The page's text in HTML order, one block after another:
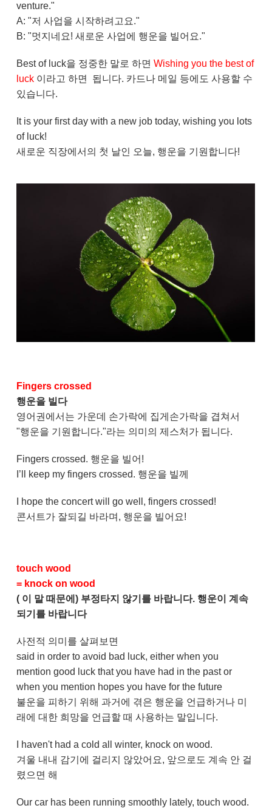
venture."
A: "저 사업을 시작하려고요."
B: "멋지네요! 새로운 사업에 행운을 빌어요."
Best of luck을 정중한 말로 하면 Wishing you the best of
luck 이라고 하면 됩니다. 카드나 메일 등에도 사용할 수
있습니다.
It is your first day with a new job today, wishing you lots
of luck!
새로운 직장에서의 첫 날인 오늘, 행운을 기원합니다!
Fingers crossed
행운을 빌다
영어권에서는 가운데 손가락에 집게손가락을 겹쳐서
"행운을 기원합니다."라는 의미의 제스처가 됩니다.
Fingers crossed. 행운을 빌어!
I’ll keep my fingers crossed. 행운을 빌께
I hope the concert will go well, fingers crossed!
콘서트가 잘되길 바라며, 행운을 빌어요!
touch wood
= knock on wood
( 이 말 때문에) 부정타지 않기를 바랍니다. 행운이 계속
되기를 바랍니다
사전적 의미를 살펴보면
said in order to avoid bad luck, either when you
mention good luck that you have had in the past or
when you mention hopes you have for the future
불운을 피하기 위해 과거에 겪은 행운을 언급하거나 미
래에 대한 희망을 언급할 때 사용하는 말입니다.
I haven't had a cold all winter, knock on wood.
겨울 내내 감기에 걸리지 않았어요, 앞으로도 계속 안 걸
렸으면 해
Our car has been running smoothly lately, touch wood.